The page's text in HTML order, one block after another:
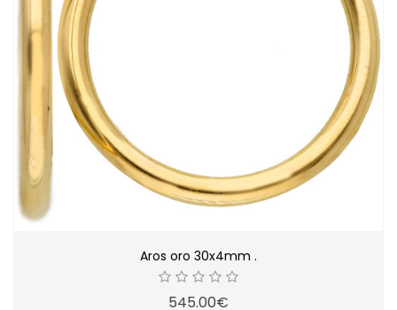
Aros oro 30x4mm .
545.00€